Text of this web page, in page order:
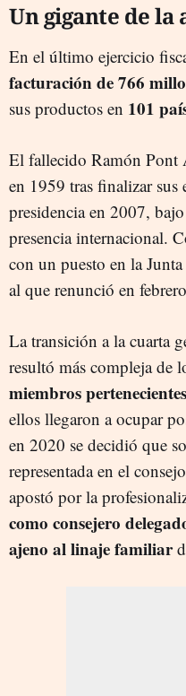
Un gigante de
En el último ejercicio
facturación de 766
sus productos en 101
El fallecido Ramón Pont
en 1959 tras finalizar sus
presidencia en 2007,
presencia internacional.
con un puesto en la
al que renunció en
La transición a la cuarta
resultó más compleja de
miembros
ellos llegaron a ocupar
en 2020 se decidió que
representada en el
apostó por la
como consejero
ajeno al linaje familiar